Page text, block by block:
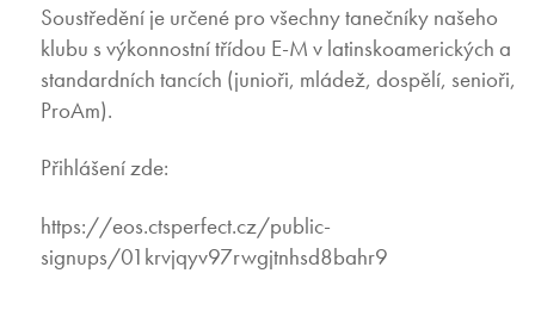
Soustředění je určené pro všechny tanečníky našeho
klubu s výkonnostní třídou E-M v latinskoamerických a
standardních tancích (junioři, mládež, dospělí, senioři,
ProAm).
Přihlášení zde:
https://eos.ctsperfect.cz/public-
signups/01krvjqyv97rwgjtnhsd8bahr9